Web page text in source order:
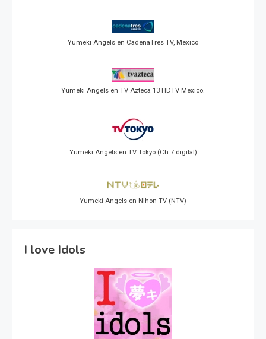
Yumeki Angels en CadenaTres TV, Mexico
Yumeki Angels en TV Azteca 13 HDTV Mexico.
Yumeki Angels en TV Tokyo (Ch 7 digital)
Yumeki Angels en Nihon TV (NTV)
I love Idols